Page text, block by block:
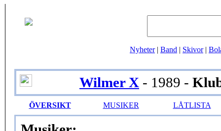
Nyheter| Band | Skivor|
Wilmer X - 1989 -
ÖVERSIKT MUSIKER LÅTLISTA